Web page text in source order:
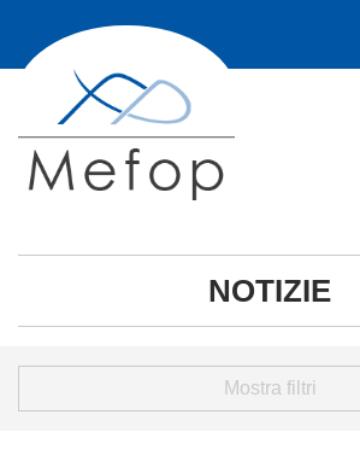
NOTIZIE
Mostra filtri